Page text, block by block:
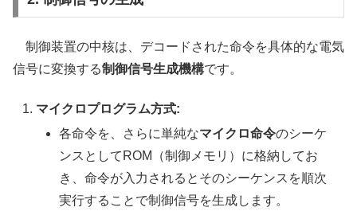
制御装置の中核は、デコードされた命令を具体的な電気
信号に変換する制御信号生成機構です。
マイクロプログラム方式:
各命令を、さらに単純なマイクロ命令のシーケ
ンスとしてROM（制御メモリ）に格納してお
き、命令が入力されるとそのシーケンスを順次
実行することで制御信号を生成します。